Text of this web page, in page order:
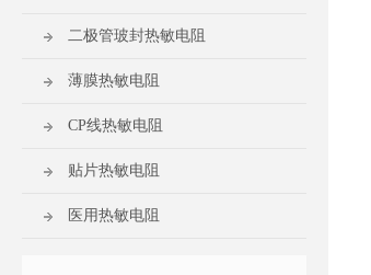
二极管玻封热敏电阻
薄膜热敏电阻
CP线热敏电阻
贴片热敏电阻
医用热敏电阻